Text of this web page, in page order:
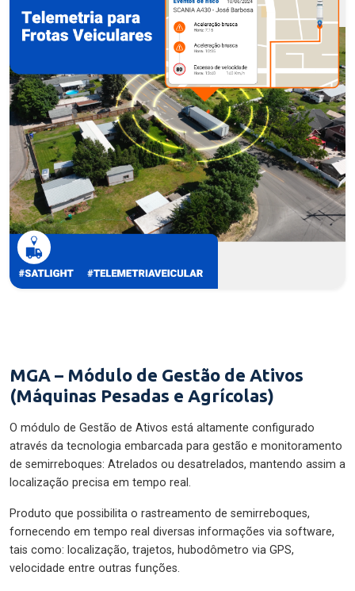
MGA – Módulo de Gestão de Ativos
(Máquinas Pesadas e Agrícolas)
O módulo de Gestão de Ativos está altamente configurado
através da tecnologia embarcada para gestão e monitoramento
de semirreboques: Atrelados ou desatrelados, mantendo assim a
localização precisa em tempo real.
Produto que possibilita o rastreamento de semirreboques,
fornecendo em tempo real diversas informações via software,
tais como: localização, trajetos, hubodômetro via GPS,
velocidade entre outras funções.